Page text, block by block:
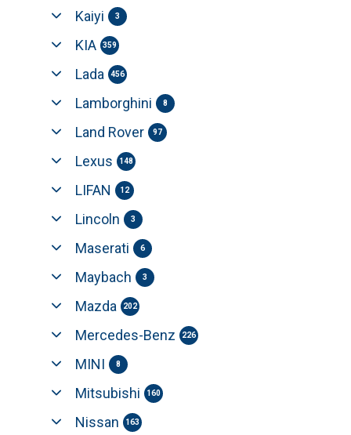
Kaiyi 3
KIA 359
Lada 456
Lamborghini 8
Land Rover 97
Lexus 148
LIFAN 12
Lincoln 3
Maserati 6
Maybach 3
Mazda 202
Mercedes-Benz 226
MINI 8
Mitsubishi 160
Nissan 163